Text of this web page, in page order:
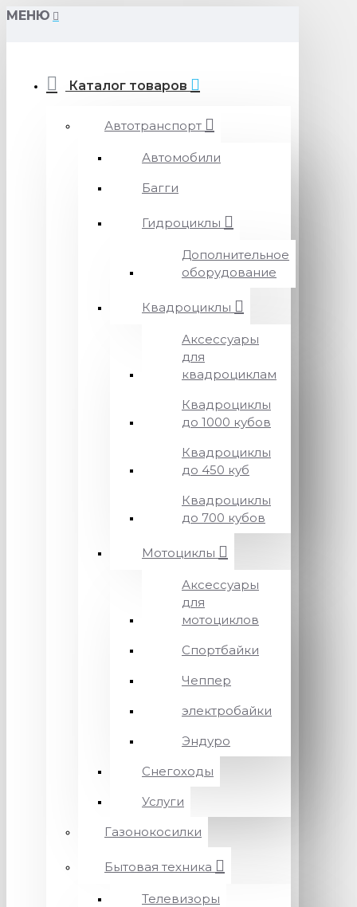
МЕНЮ
Каталог товаров
Автотранспорт
Автомобили
Багги
Гидроциклы
Дополнительное
оборудование
Квадроциклы
Аксессуары
для
квадроциклам
Квадроциклы
до 1000 кубов
Квадроциклы
до 450 куб
Квадроциклы
до 700 кубов
Мотоциклы
Аксессуары
для
мотоциклов
Спортбайки
Чеппер
электробайки
Эндуро
Снегоходы
Услуги
Газонокосилки
Бытовая техника
Телевизоры